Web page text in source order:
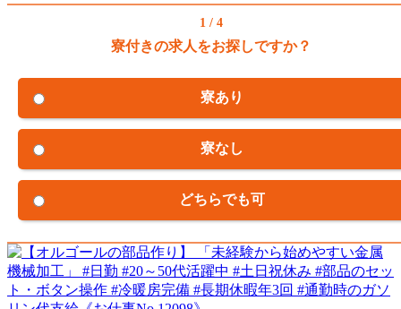
1 / 4
寮付きの求人をお探しですか？
寮あり
寮なし
どちらでも可